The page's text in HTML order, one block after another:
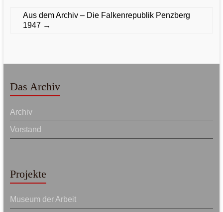
Aus dem Archiv – Die Falkenrepublik Penzberg
1947 →
Das Archiv
Archiv
Vorstand
Projekte
Museum der Arbeit